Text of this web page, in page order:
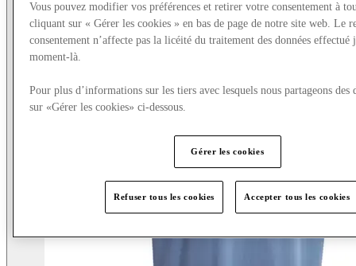
Vous pouvez modifier vos préférences et retirer votre consentement à
cliquant sur « Gérer les cookies » en bas de page de notre site web. Le
consentement n’affecte pas la licéité du traitement des données effectué
moment-là.
Pour plus d’informations sur les tiers avec lesquels nous partageons des
sur «Gérer les cookies» ci-dessous.
Gérer les cookies
Refuser tous les cookies Accepter tous les cookies